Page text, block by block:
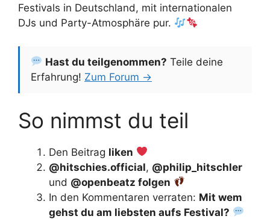
Festivals in Deutschland, mit internationalen
DJs und Party-Atmosphäre pur.
Hast du teilgenommen? Teile deine
Erfahrung! Zum Forum →
So nimmst du teil
Den Beitrag liken
@hitschies.official, @philip_hitschler
und @openbeatz folgen
In den Kommentaren verraten: Mit wem
gehst du am liebsten aufs Festival?